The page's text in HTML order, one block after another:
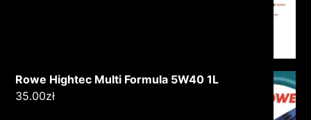
Rowe Hightec Multi Formula 5W40 1L
35.00zł